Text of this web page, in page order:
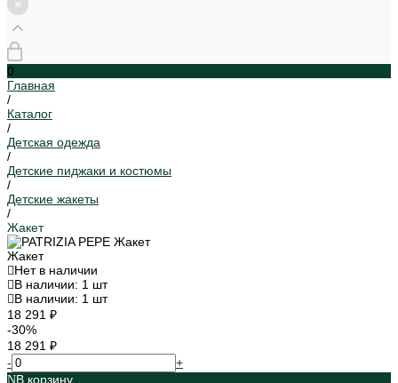
0
Главная
/
Каталог
/
Детская одежда
/
Детские пиджаки и костюмы
/
Детские жакеты
/
Жакет
Жакет
Нет в наличии
В наличии: 1 шт
В наличии: 1 шт
18 291 ₽
-30%
18 291 ₽
-
+
В корзину